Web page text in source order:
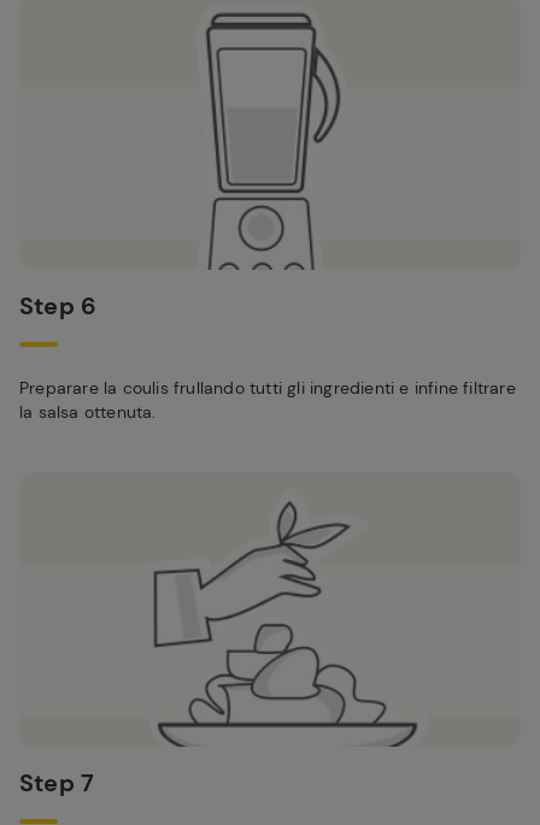
Step 6
Preparare la coulis frullando tutti gli ingredienti e infine filtrare
la salsa ottenuta.
Step 7